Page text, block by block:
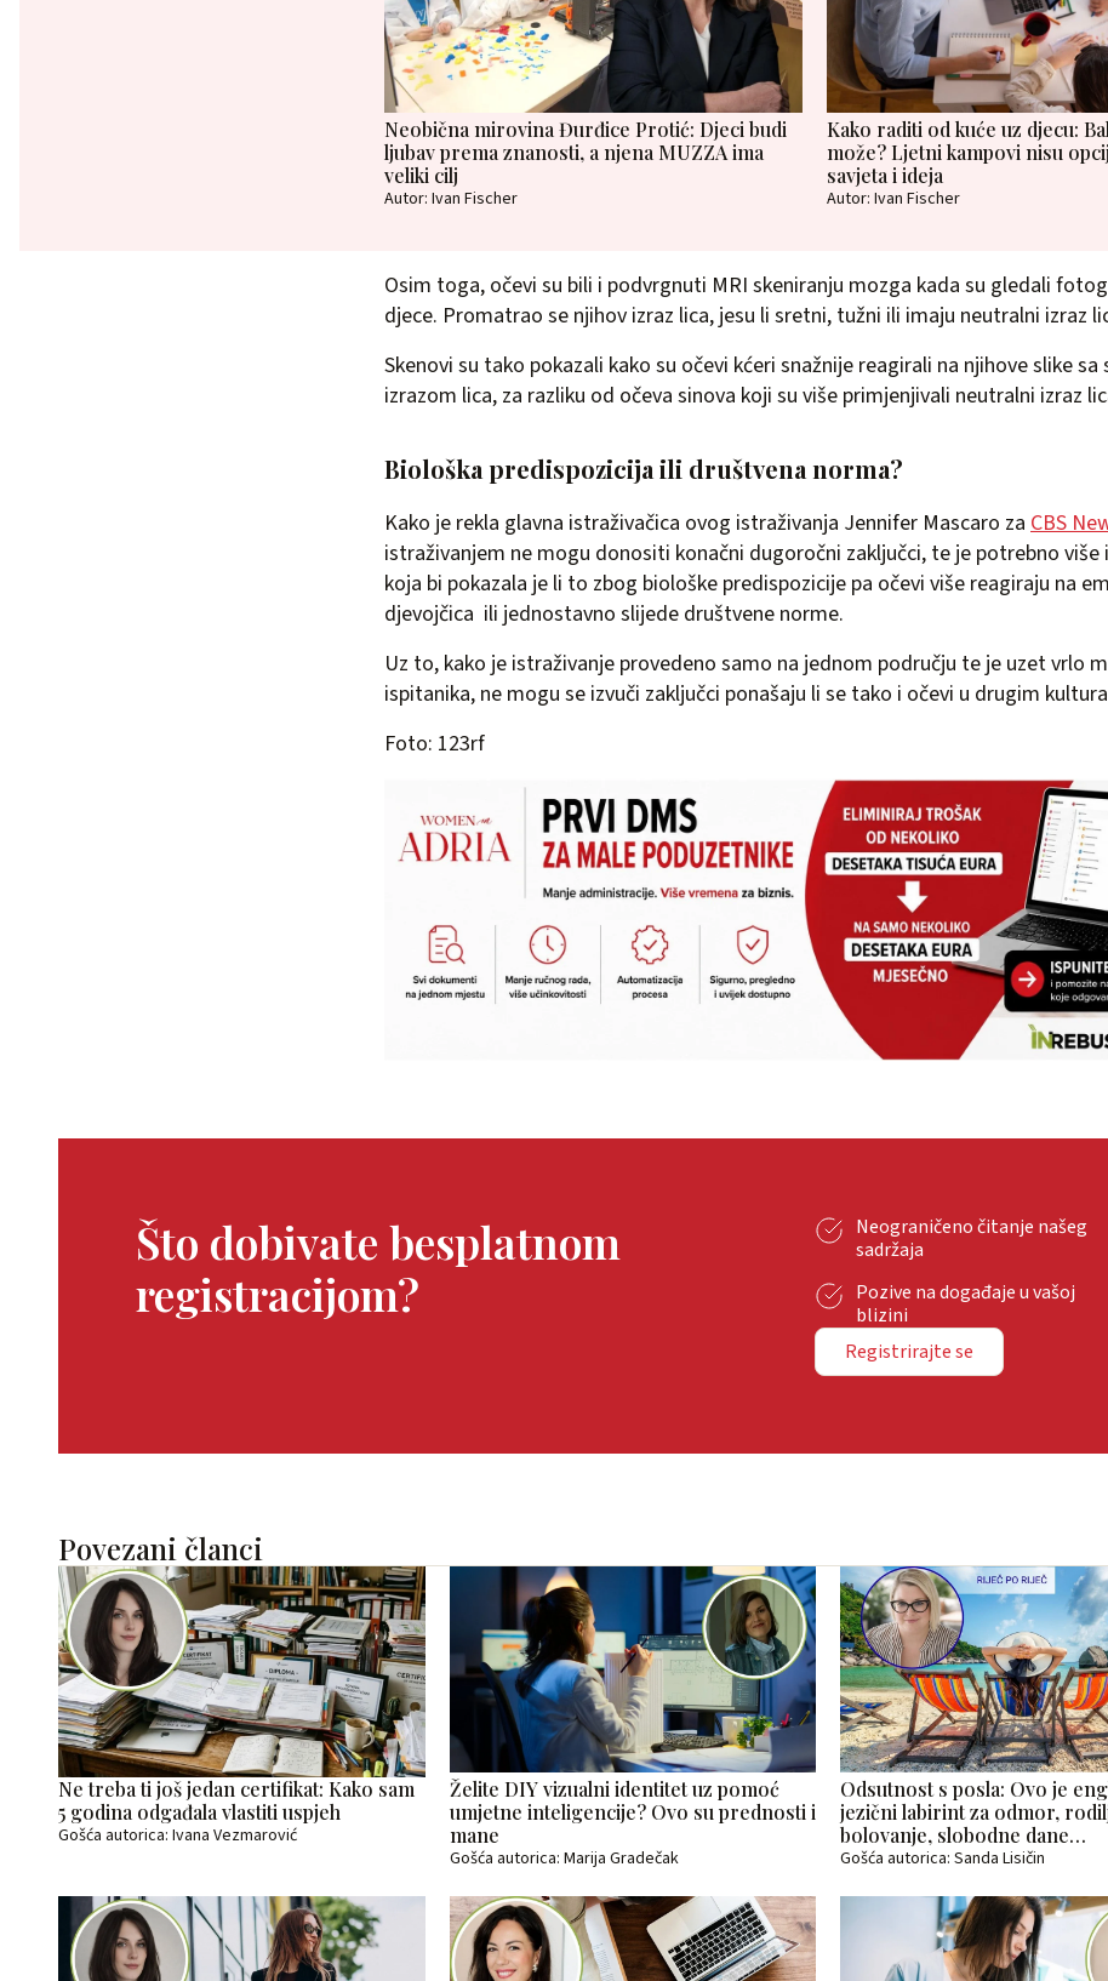
Neobična mirovina Đurđice Protić: Djeci budi
ljubav prema znanosti, a njena MUZZA ima
veliki cilj
Autor: Ivan Fischer
Kako raditi od kuće uz djecu:
može? Ljetni kampovi nisu
savjeta i ideja
Autor: Ivan Fischer
Osim toga, očevi su bili i podvrgnuti MRI skeniranju mozga kada su gledali
djece. Promatrao se njihov izraz lica, jesu li sretni, tužni ili imaju neutralni izraz
Skenovi su tako pokazali kako su očevi kćeri snažnije reagirali na njihove slike sa
izrazom lica, za razliku od očeva sinova koji su više primjenjivali neutralni izraz
Biološka predispozicija ili društvena norma?
Kako je rekla glavna istraživačica ovog istraživanja Jennifer Mascaro za CBS
istraživanjem ne mogu donositi konačni dugoročni zaključci, te je potrebno više
koja bi pokazala je li to zbog biološke predispozicije pa očevi više reagiraju na
djevojčica ili jednostavno slijede društvene norme.
Uz to, kako je istraživanje provedeno samo na jednom području te je uzet vrlo
ispitanika, ne mogu se izvuči zaključci ponašaju li se tako i očevi u drugim
Foto: 123rf
Što dobivate besplatnom
registracijom?
Neograničeno čitanje našeg
sadržaja
Pozive na događaje u vašoj
blizini
Registrirajte se
Povezani članci
Ne treba ti još jedan certifikat: Kako sam
5 godina odgađala vlastiti uspjeh
Gošća autorica: Ivana Vezmarović
Želite DIY vizualni identitet uz pomoć
umjetne inteligencije? Ovo su prednosti i
mane
Gošća autorica: Marija Gradečak
Odsutnost s posla: Ovo je
jezični labirint za odmor,
bolovanje, slobodne dane…
Gošća autorica: Sanda Lisičin